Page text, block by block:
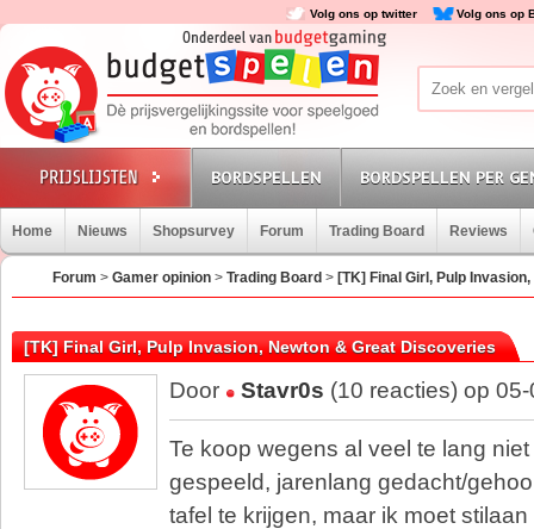
Volg ons op twitter Volg ons op
BORDSPELLEN BORDSPELLEN PER
Home Nieuws Shopsurvey Forum Trading Board Reviews
Forum > Gamer opinion > Trading Board > [TK] Final Girl, Pulp
[TK] Final Girl, Pulp Invasion, Newton & Great Discoveries
Door Stavr0s (10 reacties) op
Te koop wegens al veel te lang
gespeeld, jarenlang gedacht/
tafel te krijgen, maar ik moet